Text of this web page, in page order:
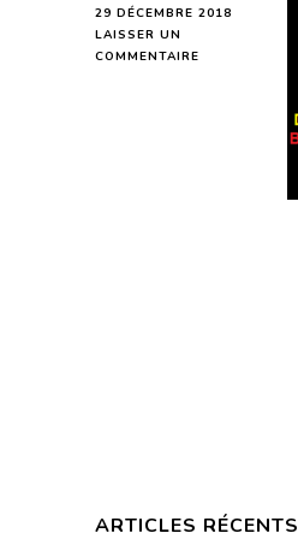
29 DÉCEMBRE 2018
LAISSER UN
COMMENTAIRE
ARTICLES RÉCENTS